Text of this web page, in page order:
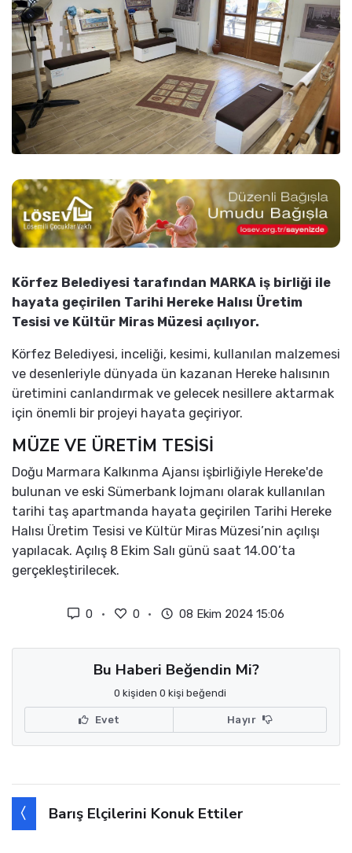
Körfez Belediyesi tarafından MARKA iş birliği ile
hayata geçirilen Tarihi Hereke Halısı Üretim
Tesisi ve Kültür Miras Müzesi açılıyor.
Körfez Belediyesi, inceliği, kesimi, kullanılan malzemesi
ve desenleriyle dünyada ün kazanan Hereke halısının
üretimini canlandırmak ve gelecek nesillere aktarmak
için önemli bir projeyi hayata geçiriyor.
MÜZE VE ÜRETİM TESİSİ
Doğu Marmara Kalkınma Ajansı işbirliğiyle Hereke'de
bulunan ve eski Sümerbank lojmanı olarak kullanılan
tarihi taş apartmanda hayata geçirilen Tarihi Hereke
Halısı Üretim Tesisi ve Kültür Miras Müzesi’nin açılışı
yapılacak. Açılış 8 Ekim Salı günü saat 14.00’ta
gerçekleştirilecek.
0 0 08 Ekim 2024 15:06
Bu Haberi Beğendin Mi?
0 kişiden 0 kişi beğendi
Evet Hayır
Barış Elçilerini Konuk Ettiler